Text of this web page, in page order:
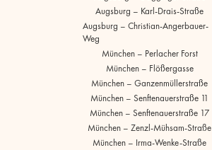
Augsburg – Karl-Drais-Straße
Augsburg – Christian-Angerbauer-
Weg
München – Perlacher Forst
München – Flößergasse
München – Ganzenmüllerstraße
München – Senftenauerstraße 11
München – Senftenauerstraße 17
München – Zenzl-Mühsam-Straße
München – Irma-Wenke-Straße